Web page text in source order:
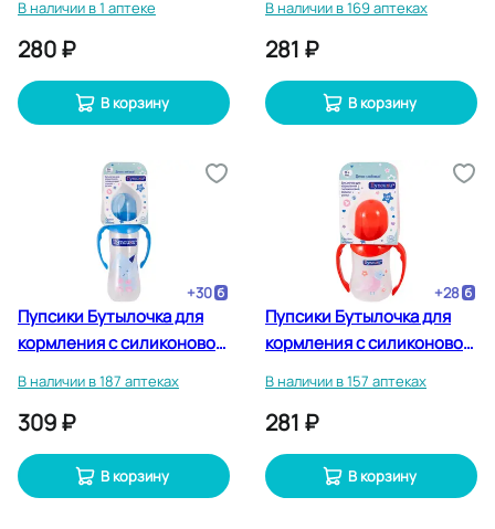
шт
В наличии в 1 аптеке
280 ₽
В корзину
В наличии в 169 аптеках
281 ₽
В корзину
+30
Пупсики Бутылочка для
кормления с силиконовой
В наличии в 187 аптеках
309 ₽
В корзину
+28
Пупсики Бутылочка для
кормления с силиконовой
В наличии в 157 аптеках
281 ₽
В корзину